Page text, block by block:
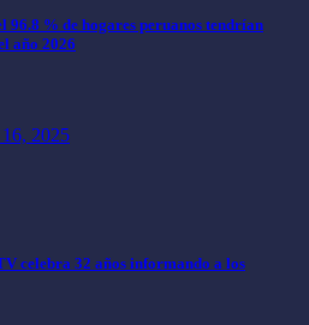
96.8 % de hogares peruanos tendrían
año 2026
2025
celebra 32 años informando a los